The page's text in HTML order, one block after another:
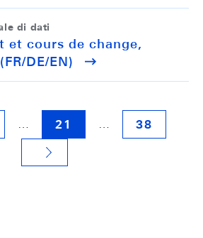
di dati
et cours de change,
DE/EN)
21 38